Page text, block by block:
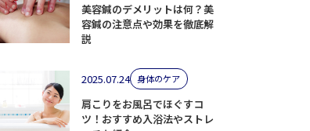
美容鍼のデメリットは何？美
容鍼の注意点や効果を徹底解
説
2025.07.24 身体のケア
肩こりをお風呂でほぐすコ
ツ！おすすめ入浴法やストレ